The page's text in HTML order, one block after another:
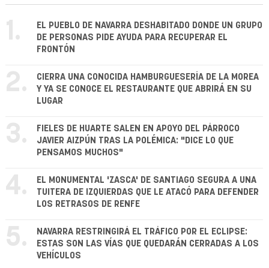
1.
EL PUEBLO DE NAVARRA DESHABITADO DONDE UN GRUPO
DE PERSONAS PIDE AYUDA PARA RECUPERAR EL
FRONTÓN
2.
CIERRA UNA CONOCIDA HAMBURGUESERÍA DE LA MOREA
Y YA SE CONOCE EL RESTAURANTE QUE ABRIRÁ EN SU
LUGAR
3.
FIELES DE HUARTE SALEN EN APOYO DEL PÁRROCO
JAVIER AIZPÚN TRAS LA POLÉMICA: "DICE LO QUE
PENSAMOS MUCHOS"
4.
EL MONUMENTAL 'ZASCA' DE SANTIAGO SEGURA A UNA
TUITERA DE IZQUIERDAS QUE LE ATACÓ PARA DEFENDER
LOS RETRASOS DE RENFE
5.
NAVARRA RESTRINGIRÁ EL TRÁFICO POR EL ECLIPSE:
ESTAS SON LAS VÍAS QUE QUEDARÁN CERRADAS A LOS
VEHÍCULOS